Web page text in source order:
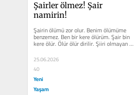
Şairler ölmez! Şair
namirin!
Şairin ölümü zor olur. Benim ölümüme
benzemez. Ben bir kere ölürüm. Şair bin
kere ölür. Ölür ölür dirilir. Şiiri olmayan
25.06.2026
40
Yeni
Yaşam